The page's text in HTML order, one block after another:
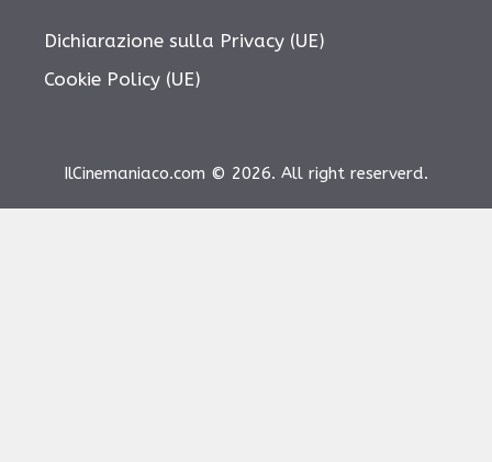
Dichiarazione sulla Privacy (UE)
Cookie Policy (UE)
IlCinemaniaco.com © 2026. All right reserverd.